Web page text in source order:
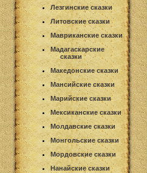
Лезгинские сказки
Литовские сказки
Мавриканские сказки
Мадагаскарские
сказки
Македонские сказки
Мансийские сказки
Марийские сказки
Мексиканские сказки
Молдавские сказки
Монгольские сказки
Мордовские сказки
Нанайские сказки